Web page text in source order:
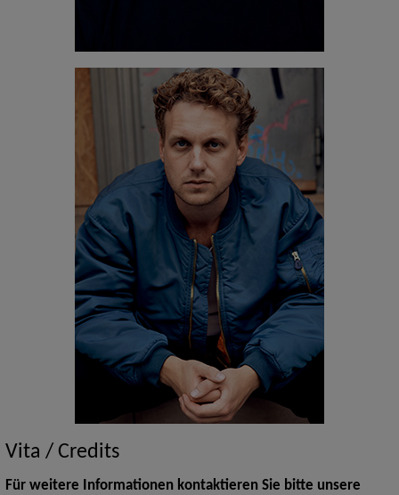
Vita / Credits
Für weitere Informationen kontaktieren Sie bitte unsere